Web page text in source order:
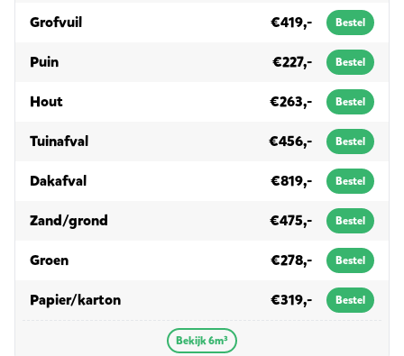
Grofvuilin 6m³ €419,- Bestel
Puinin 6m³ €227,- Bestel
Houtin 6m³ €263,- Bestel
Tuinafvalin 6m³ €456,- Bestel
Dakafvalin 6m³ €819,- Bestel
Zand/grond €475,- Bestel
Groenin 6m³ €278,- Bestel
Papier/kartonin 6m³ €319,- Bestel
Bekijk 6m³